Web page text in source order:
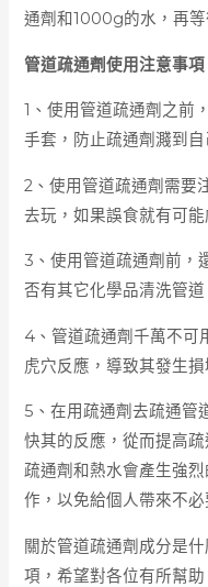
通劑和1000g的水，再
管道疏通劑使用注意事項
1、使用管道疏通劑之前
手套，防止疏通劑濺到
2、使用管道疏通劑需要
去玩，如果誤食就有可能
3、使用管道疏通劑前，
否有其它化學品清洗管
4、管道疏通劑千萬不可
虎穴反應，導致其發生損
5、在用疏通劑去疏通管
快其的反應，從而提高
疏通劑和熱水會產生強
作，以免給個人帶來不必
關於管道疏通劑成分是
項，希望對各位有所幫